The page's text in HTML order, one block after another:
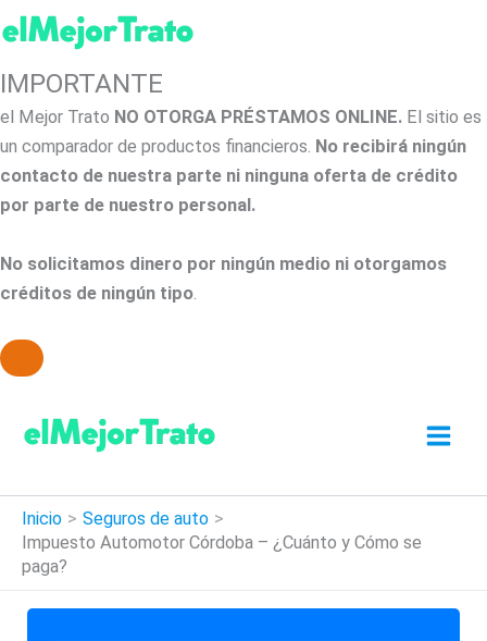
IMPORTANTE
el Mejor Trato NO OTORGA PRÉSTAMOS ONLINE. El sitio es
un comparador de productos financieros. No recibirá ningún
contacto de nuestra parte ni ninguna oferta de crédito
por parte de nuestro personal.
No solicitamos dinero por ningún medio ni otorgamos
créditos de ningún tipo.
contenido
Inicio
Seguros de auto
Impuesto Automotor Córdoba – ¿Cuánto y Cómo se
paga?